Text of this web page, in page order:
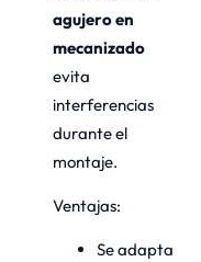
agujero en
mecanizado
evita
interferencias
durante el
montaje.
Ventajas:
Se adapta